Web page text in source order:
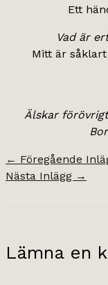
Ett
Vad är
Mitt är
Älskar
← Föregående
Nästa Inlägg →
Lämna en